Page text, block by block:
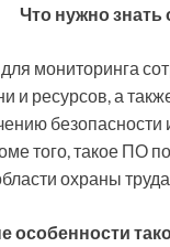
Что нужно знать
мониторинга
и ресурсов, а
того, такое ПО
охраны
особенности